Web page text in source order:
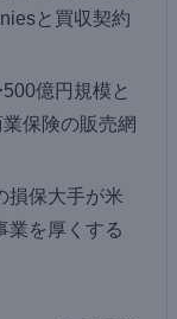
と買収契約
億円規模と
保険の販売網
損保大手が米
業を厚くする